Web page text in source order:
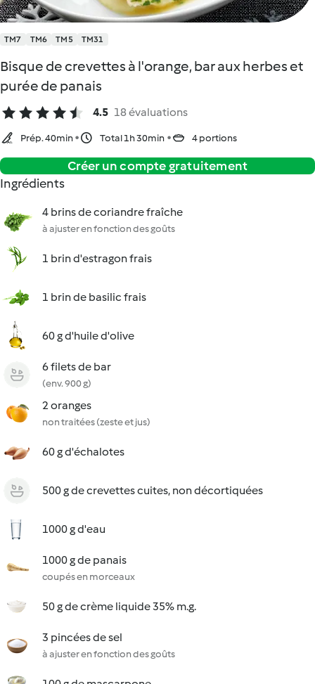
TM7 TM6 TM5 TM31
Bisque de crevettes à l'orange, bar aux herbes et
purée de panais
4.5 18 évaluations
Prép. 40min Total 1h 30min 4 portions
Créer un compte gratuitement
Ingrédients
4 brins de coriandre fraîche
à ajuster en fonction des goûts
1 brin d'estragon frais
1 brin de basilic frais
60 g d'huile d'olive
6 filets de bar
(env. 900 g)
2 oranges
non traitées (zeste et jus)
60 g d'échalotes
500 g de crevettes cuites, non décortiquées
1000 g d'eau
1000 g de panais
coupés en morceaux
50 g de crème liquide 35% m.g.
3 pincées de sel
à ajuster en fonction des goûts